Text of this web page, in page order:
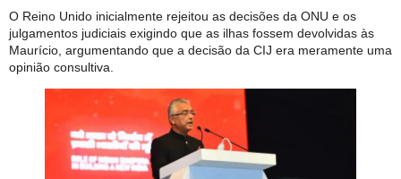
O Reino Unido inicialmente rejeitou as decisões da ONU e os
julgamentos judiciais exigindo que as ilhas fossem devolvidas às
Maurício, argumentando que a decisão da CIJ era meramente uma
opinião consultiva.